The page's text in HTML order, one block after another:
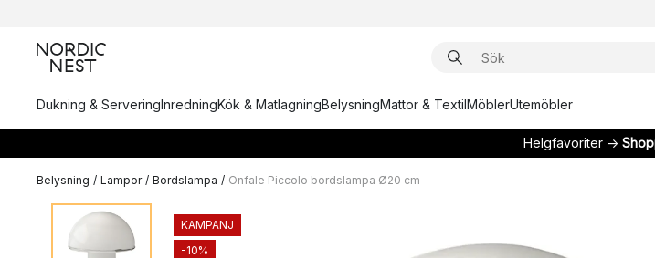
Dukning & ServeringInredningKök & MatlagningBelysningMattor & TextilMöblerUtemöbler
Helgfavoriter →
Belysning / Lampor / Bordslampa / Onfale Piccolo bordslampa Ø20 cm
KAMPANJ
-10%